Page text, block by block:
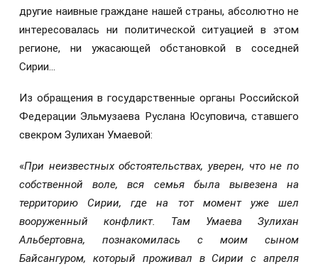
другие наивные граждане нашей страны, абсолютно не
интересовалась ни политической ситуацией в этом
регионе, ни ужасающей обстановкой в соседней
Сирии...
Из обращения в государственные органы Российской
Федерации Эльмузаева Руслана Юсуповича, ставшего
свекром Зулихан Умаевой:
«При неизвестных обстоятельствах, уверен, что не по
собственной воле, вся семья была вывезена на
территорию Сирии, где на тот момент уже шел
вооруженный конфликт. Там Умаева Зулихан
Альбертовна, познакомилась с моим сыном
Байсангуром, который проживал в Сирии с апреля